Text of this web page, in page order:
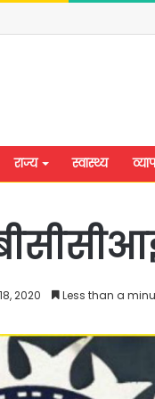
राज्य स्वास्थ्य
2020 Less than a